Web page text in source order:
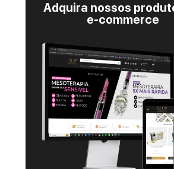
Adquira nossos
e-commerce